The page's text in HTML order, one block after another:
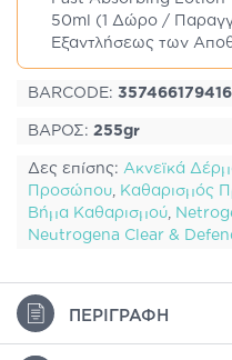
50ml (1 Δώρο /
Εξαντλήσεως των
BARCODE:
ΒΑΡΟΣ: 255gr
Δες επίσης: Ακνεϊκά
Προσώπου, Καθαρισμός
Βήμα Καθαρισμού,
Neutrogena Clear &
ΠΕΡΙΓΡΑΦΉ